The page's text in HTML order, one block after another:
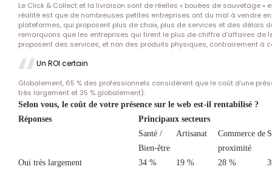
Le Click & Collect et la livraison sont de réelles « bouées de sauvetage »
réalité est que de nombreuses petites entreprises ont du mal à vendre
plateformes, qui proposent plus de choix, plus de services et des délais
remarquons que les entreprises qui tirent le plus de chiffre d’affaires de
proposent des services, et non des produits physiques, contrairement à
Un ROI certain
Globalement, 65 % des professionnels considèrent que le coût d’une
très largement et 35 % globalement).
Selon vous, le coût de votre présence sur le web est-il rentabilisé ?
Réponses
Principaux secteurs
Santé /
Bien-être
Artisanat
Commerce de
proximité
Oui très largement 34 % 19 % 28 %